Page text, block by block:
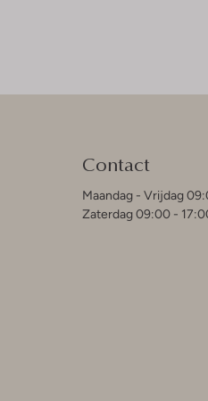
Contact
Maandag - Vrijdag
Zaterdag 09:00 -